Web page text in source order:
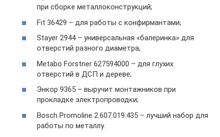
при сборке металлоконструкций;
Fit 36429 – для работы с конфирмантами;
Stayer 2944 – универсальная «балеринка» для
отверстий разного диаметра;
Metabo Forstner 627594000 – для глухих
отверстий в ДСП и дереве;
Энкор 9365 – выручит монтажников при
прокладке электропроводки;
Bosch Promoline 2.607.019.435 – лучший набор для
работы по металлу.